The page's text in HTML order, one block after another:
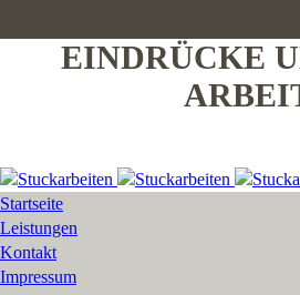
EINDRÜCKE
Startseite
Leistungen
Kontakt
Impressum